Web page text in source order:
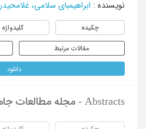
نویسنده : ابراهیمبای سلامی، غلامحیدر
چکیده کلیدواژه
مقالات مرتبط
دانلود
Abstracts - مجله مطالعات جامعه شناختی